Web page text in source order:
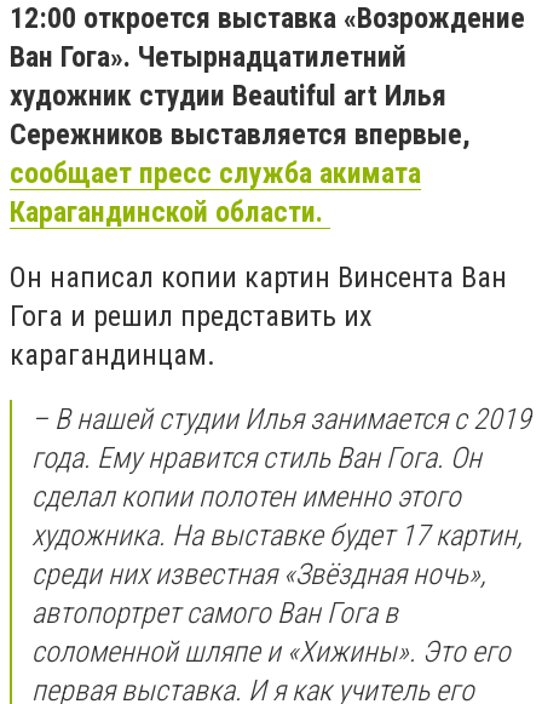
12:00 откроется выставка «Возрождение
Ван Гога». Четырнадцатилетний
художник студии Beautiful art Илья
Сережников выставляется впервые,
сообщает пресс служба акимата
Карагандинской области.
Он написал копии картин Винсента Ван
Гога и решил представить их
карагандинцам.
– В нашей студии Илья занимается с 2019
года. Ему нравится стиль Ван Гога. Он
сделал копии полотен именно этого
художника. На выставке будет 17 картин,
среди них известная «Звёздная ночь»,
автопортрет самого Ван Гога в
соломенной шляпе и «Хижины». Это его
первая выставка. И я как учитель его